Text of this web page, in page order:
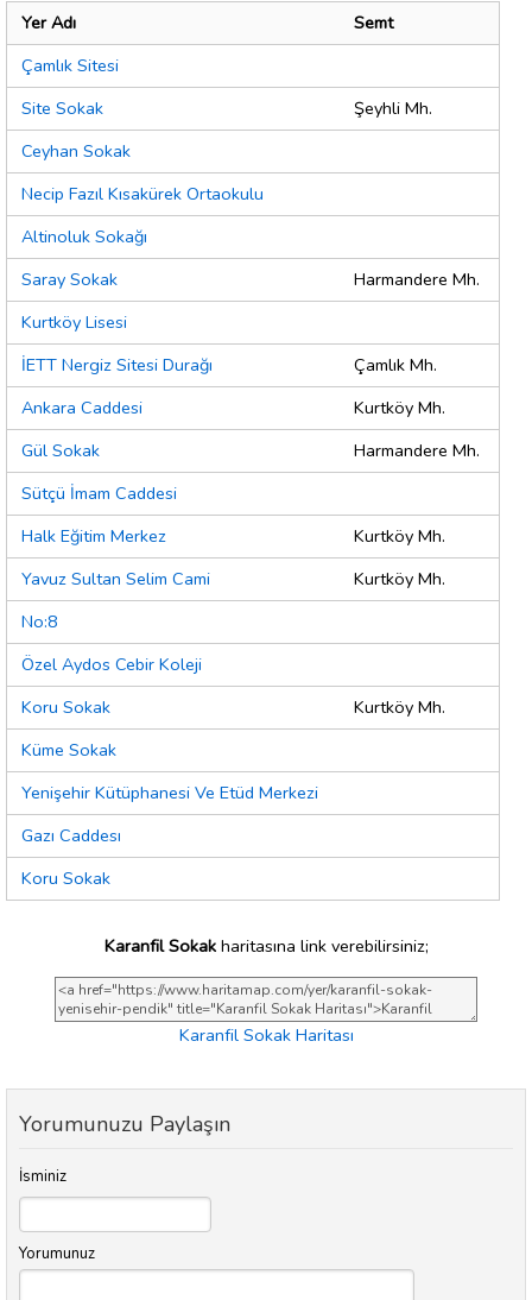
Yer Adı
Semt
Çamlık Sitesi
Site Sokak
Şeyhli Mh.
Ceyhan Sokak
Necip Fazıl Kısakürek Ortaokulu
Altinoluk Sokağı
Saray Sokak
Harmandere Mh.
Kurtköy Lisesi
İETT Nergiz Sitesi Durağı
Çamlık Mh.
Ankara Caddesi
Kurtköy Mh.
Gül Sokak
Harmandere Mh.
Sütçü İmam Caddesi
Halk Eğitim Merkez
Kurtköy Mh.
Yavuz Sultan Selim Cami
Kurtköy Mh.
No:8
Özel Aydos Cebir Koleji
Koru Sokak
Kurtköy Mh.
Küme Sokak
Yenişehir Kütüphanesi Ve Etüd Merkezi
Gazı Caddesı
Koru Sokak
Karanfil Sokakharitasına link verebilirsiniz;
Karanfil Sokak Haritası
Yorumunuzu Paylaşın
İsminiz
Yorumunuz